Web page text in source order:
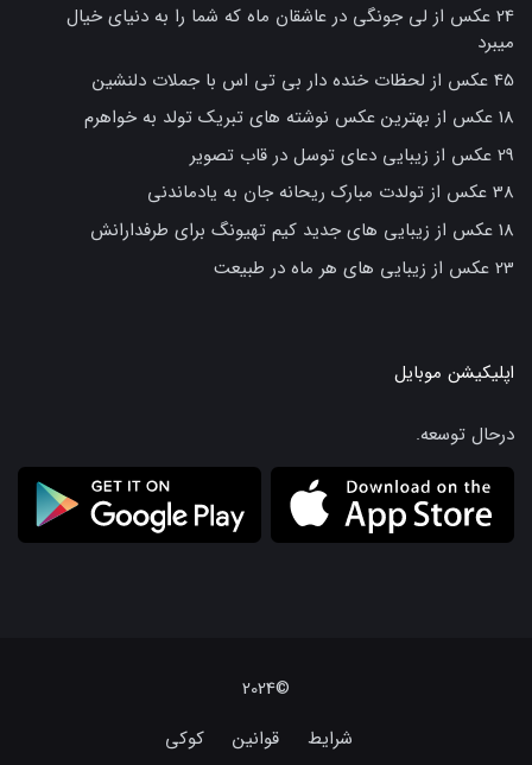
24 عکس از لی جونگی در عاشقان ماه که شما را به دنیای خیال
میبرد
45 عکس از لحظات خنده دار بی تی اس با جملات دلنشین
18 عکس از بهترین عکس نوشته های تبریک تولد به خواهرم
29 عکس از زیبایی دعای توسل در قاب تصویر
38 عکس از تولدت مبارک ریحانه جان به یادماندنی
18 عکس از زیبایی های جدید کیم تهیونگ برای طرفدارانش
23 عکس از زیبایی های هر ماه در طبیعت
اپلیکیشن موبایل
درحال توسعه.
©2024
شرایط
قوانین کوکی